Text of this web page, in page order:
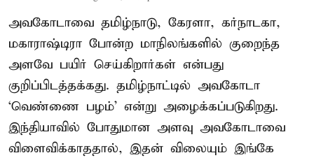
அவகோடாவை தமிழ்நாடு, கேரளா, கர்நாடகா,
மகாராஷ்டிரா போன்ற மாநிலங்களில் குறைந்த
அளவே பயிர் செய்கிறார்கள் என்பது
குறிப்பிடத்தக்கது. தமிழ்நாட்டில் அவகோடா
‘வெண்ணை பழம்’ என்று அழைக்கப்படுகிறது.
இந்தியாவில் போதுமான அளவு அவகோடாவை
விளைவிக்காததால், இதன் விலையும் இங்கே